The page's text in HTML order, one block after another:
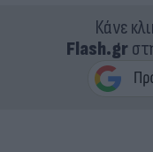
Κάνε
Flash.gr